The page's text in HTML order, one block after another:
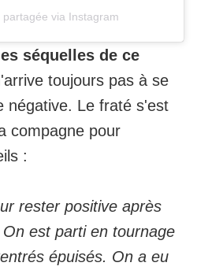
partagée via Instagram
séquelles de ce
toujours pas à se
négative. Le fraté s'est
compagne pour
:
rester positive après
est parti en tournage
épuisés. On a eu